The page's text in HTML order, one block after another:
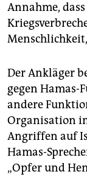
Annahme,
Der Ankläger
gegen Hamas-
andere
Organisation
Angriffen auf
Hamas-
„Opfer und